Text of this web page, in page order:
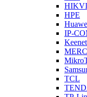
HPE
IP-
TCL